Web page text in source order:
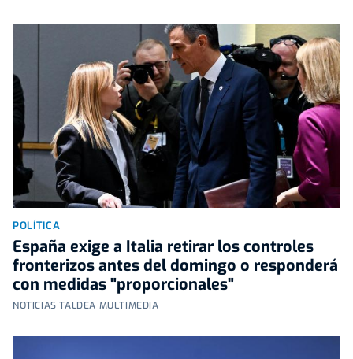
POLÍTICA
España exige a Italia retirar los controles
fronterizos antes del domingo o responderá
con medidas "proporcionales"
NOTICIAS TALDEA MULTIMEDIA